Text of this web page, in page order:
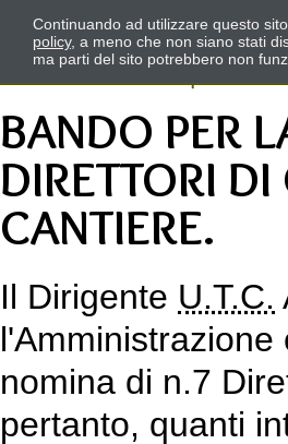
BANDO PER
DIRETTORI
CANTIERE.
Il Dirigente U.T.C.
nomina di n.7
pertanto, quanti
Continuando ad utilizzare questo
policy, a meno che non siano stati
ma parti del sito potrebbero non